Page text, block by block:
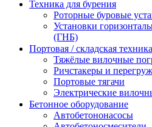
Техника для бурения
Роторные буровые
Установки
(ГНБ)
Портовая / складская техника
Тяжёлые вилочные
Ричстакеры и
Портовые тягачи
Электрические
Бетонное оборудование
Автобетононасосы